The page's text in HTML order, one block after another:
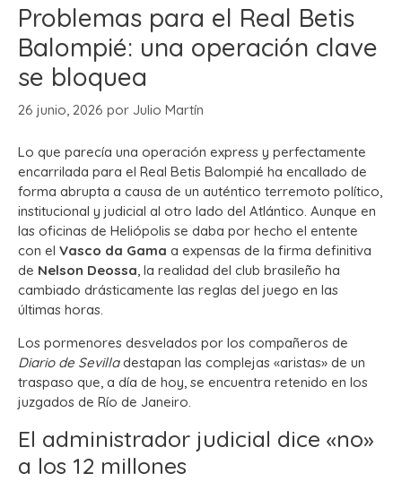
Problemas para el Real Betis
Balompié: una operación clave
se bloquea
26 junio, 2026 por Julio Martín
Lo que parecía una operación express y perfectamente
encarrilada para el Real Betis Balompié ha encallado de
forma abrupta a causa de un auténtico terremoto político,
institucional y judicial al otro lado del Atlántico. Aunque en
las oficinas de Heliópolis se daba por hecho el entente
con el Vasco da Gama a expensas de la firma definitiva
de Nelson Deossa , la realidad del club brasileño ha
cambiado drásticamente las reglas del juego en las
últimas horas.
Los pormenores desvelados por los compañeros de
Diario de Sevilladestapan las complejas «aristas» de un
traspaso que, a día de hoy, se encuentra retenido en los
juzgados de Río de Janeiro.
El administrador judicial dice «no»
a los 12 millones